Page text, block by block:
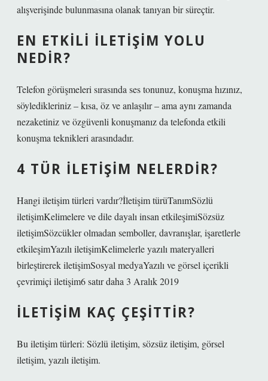
alışverişinde bulunmasına olanak tanıyan bir süreçtir.
EN ETKILI ILETIŞIM YOLU
NEDIR?
Telefon görüşmeleri sırasında ses tonunuz, konuşma hızınız,
söyledikleriniz – kısa, öz ve anlaşılır – ama aynı zamanda
nezaketiniz ve özgüvenli konuşmanız da telefonda etkili
konuşma teknikleri arasındadır.
4 TÜR ILETIŞIM NELERDIR?
Hangi iletişim türleri vardır?İletişim türüTanımSözlü
iletişimKelimelere ve dile dayalı insan etkileşimiSözsüz
iletişimSözcükler olmadan semboller, davranışlar, işaretlerle
etkileşimYazılı iletişimKelimelerle yazılı materyalleri
birleştirerek iletişimSosyal medyaYazılı ve görsel içerikli
çevrimiçi iletişim6 satır daha 3 Aralık 2019
İLETIŞIM KAÇ ÇEŞITTIR?
Bu iletişim türleri: Sözlü iletişim, sözsüz iletişim, görsel
iletişim, yazılı iletişim.